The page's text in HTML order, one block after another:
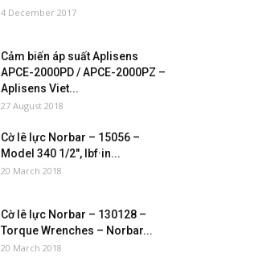
4 December 2017
Cảm biến áp suất Aplisens
APCE-2000PD / APCE-2000PZ –
Aplisens Viet...
27 August 2018
Cờ lê lực Norbar – 15056 –
Model 340 1/2″, lbf·in...
20 March 2018
Cờ lê lực Norbar – 130128 –
Torque Wrenches – Norbar...
20 March 2018